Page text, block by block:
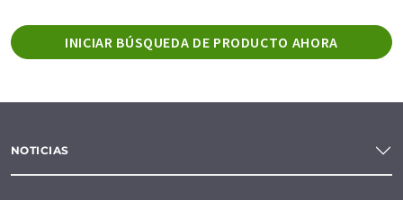
INICIAR BÚSQUEDA DE PRODUCTO AHORA
NOTICIAS